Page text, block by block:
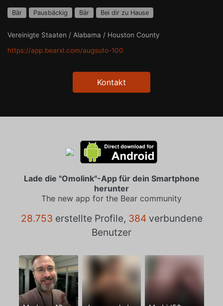
Bär Pausbäckig Bär Bei dir zu Hause
Vereinigte Staaten / Alabama / Houston County
https://app.bearxl.com/augsuto-100
Kontakt
Lade die "Omolink"-App für dein Smartphone
herunter
The new app for the Bear community
28.753 erstellte Profile, 384verbundene
Benutzer